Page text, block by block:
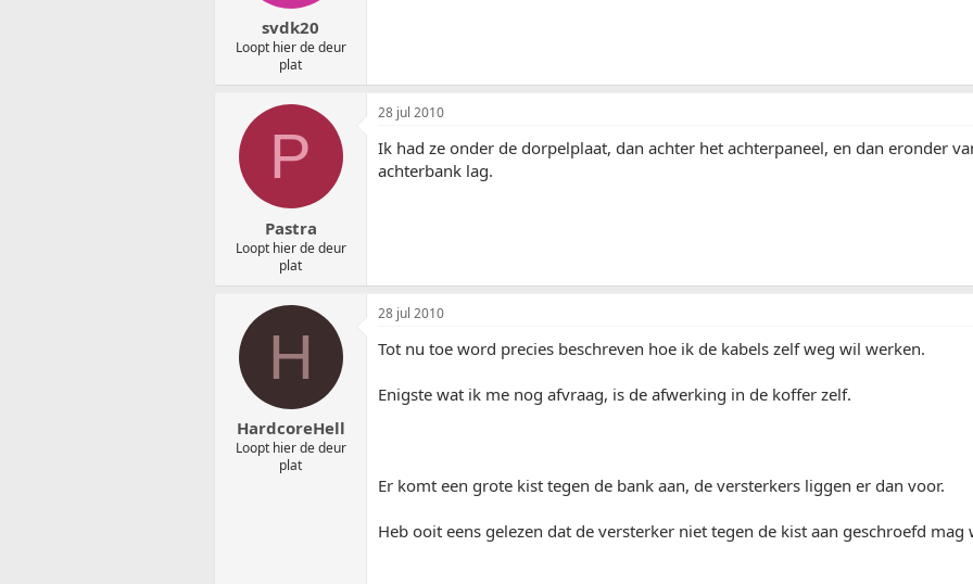
svdk20
Loopt hier de deur
plat
P
Pastra
Loopt hier de deur
plat
28 jul 2010
Ik had ze onder de dorpelplaat, dan achter het achterpaneel, en dan eronder
achterbank lag.
H
HardcoreHell
Loopt hier de deur
plat
28 jul 2010
Tot nu toe word precies beschreven hoe ik de kabels zelf weg wil werken.
Enigste wat ik me nog afvraag, is de afwerking in de koffer zelf.
Er komt een grote kist tegen de bank aan, de versterkers liggen er dan voor.
Heb ooit eens gelezen dat de versterker niet tegen de kist aan geschroefd mag